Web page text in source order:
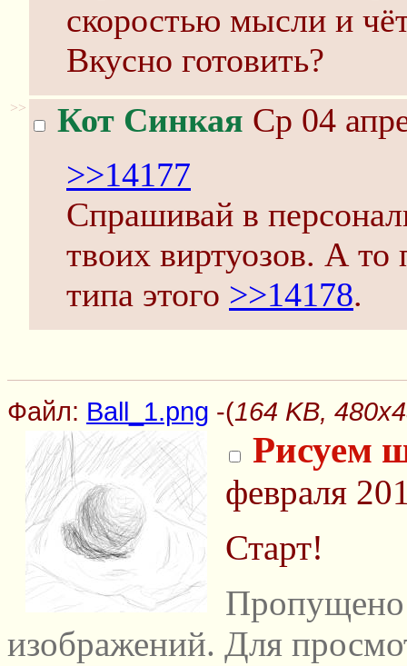
скоростью мысли и
Вкусно готовить?
>> Кот Синкая Ср 04
>>14177
Спрашивай в
твоих виртуозов. А то
типа этого >>14178.
Файл: Ball_1.png -(164 KB,
Рисуем
февраля
Старт!
изображений. Для